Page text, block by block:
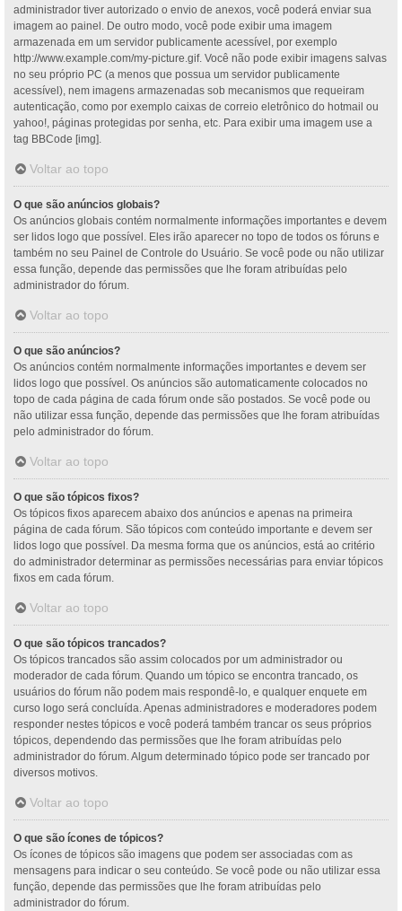
administrador tiver autorizado o envio de anexos, você poderá enviar sua
imagem ao painel. De outro modo, você pode exibir uma imagem
armazenada em um servidor publicamente acessível, por exemplo
http://www.example.com/my-picture.gif. Você não pode exibir imagens salvas
no seu próprio PC (a menos que possua um servidor publicamente
acessível), nem imagens armazenadas sob mecanismos que requeiram
autenticação, como por exemplo caixas de correio eletrônico do hotmail ou
yahoo!, páginas protegidas por senha, etc. Para exibir uma imagem use a
tag BBCode [img].
Voltar ao topo
O que são anúncios globais?
Os anúncios globais contém normalmente informações importantes e devem
ser lidos logo que possível. Eles irão aparecer no topo de todos os fóruns e
também no seu Painel de Controle do Usuário. Se você pode ou não utilizar
essa função, depende das permissões que lhe foram atribuídas pelo
administrador do fórum.
Voltar ao topo
O que são anúncios?
Os anúncios contém normalmente informações importantes e devem ser
lidos logo que possível. Os anúncios são automaticamente colocados no
topo de cada página de cada fórum onde são postados. Se você pode ou
não utilizar essa função, depende das permissões que lhe foram atribuídas
pelo administrador do fórum.
Voltar ao topo
O que são tópicos fixos?
Os tópicos fixos aparecem abaixo dos anúncios e apenas na primeira
página de cada fórum. São tópicos com conteúdo importante e devem ser
lidos logo que possível. Da mesma forma que os anúncios, está ao critério
do administrador determinar as permissões necessárias para enviar tópicos
fixos em cada fórum.
Voltar ao topo
O que são tópicos trancados?
Os tópicos trancados são assim colocados por um administrador ou
moderador de cada fórum. Quando um tópico se encontra trancado, os
usuários do fórum não podem mais respondê-lo, e qualquer enquete em
curso logo será concluída. Apenas administradores e moderadores podem
responder nestes tópicos e você poderá também trancar os seus próprios
tópicos, dependendo das permissões que lhe foram atribuídas pelo
administrador do fórum. Algum determinado tópico pode ser trancado por
diversos motivos.
Voltar ao topo
O que são ícones de tópicos?
Os ícones de tópicos são imagens que podem ser associadas com as
mensagens para indicar o seu conteúdo. Se você pode ou não utilizar essa
função, depende das permissões que lhe foram atribuídas pelo
administrador do fórum.